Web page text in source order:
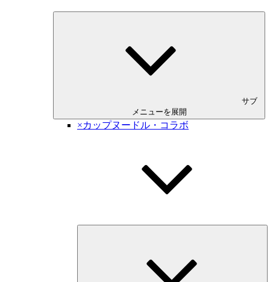
サブ
メニューを展開
×カップヌードル・コラボ